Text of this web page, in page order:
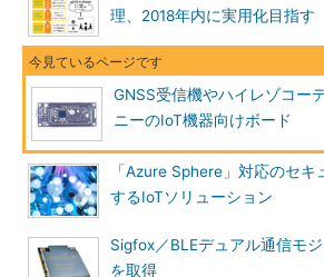
理、2018年内に実用化目指す
GNSS受信機やハイレゾコー
ニーのIoT機器向けボード
「Azure Sphere」対応のセ
するIoTソリューション
Sigfox／BLEデュアル通信モ
を取得